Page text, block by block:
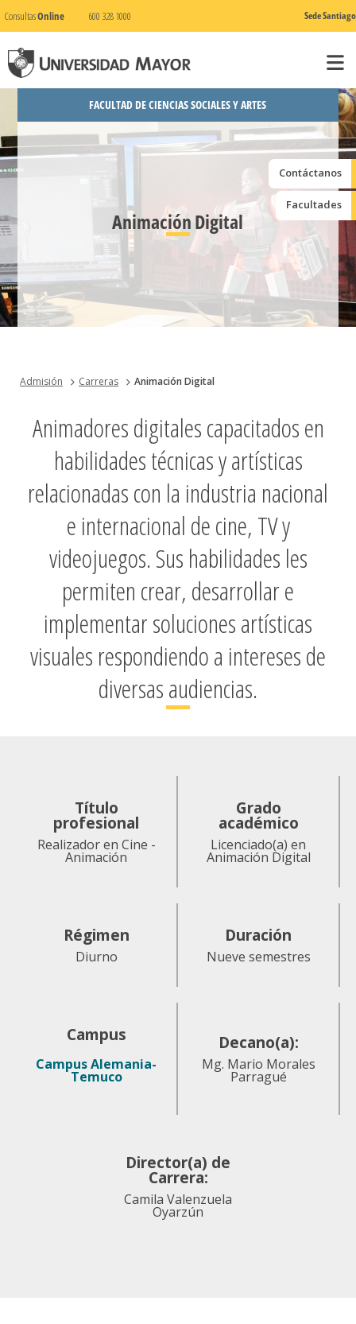
ConsultasOnline 600 328 1000 Sede Santiago
Contáctanos
Facultades
FACULTAD DE CIENCIAS SOCIALES Y ARTES
Animación Digital
Admisión Carreras Animación Digital
Animadores digitales capacitados en
habilidades técnicas y artísticas
relacionadas con la industria nacional
e internacional de cine, TV y
videojuegos. Sus habilidades les
permiten crear, desarrollar e
implementar soluciones artísticas
visuales respondiendo a intereses de
diversas audiencias.
Título
profesional
Realizador en Cine -
Animación
Grado
académico
Licenciado(a) en
Animación Digital
Régimen
Diurno
Duración
Nueve semestres
Campus
Campus Alemania-
Temuco
Decano(a):
Mg. Mario Morales
Parragué
Director(a) de
Carrera:
Camila Valenzuela
Oyarzún